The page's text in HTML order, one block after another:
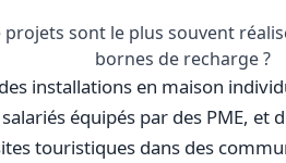
projets sont le plus souvent
bornes de recharge ?
installations en maison
équipés par des PME, et
touristiques dans des